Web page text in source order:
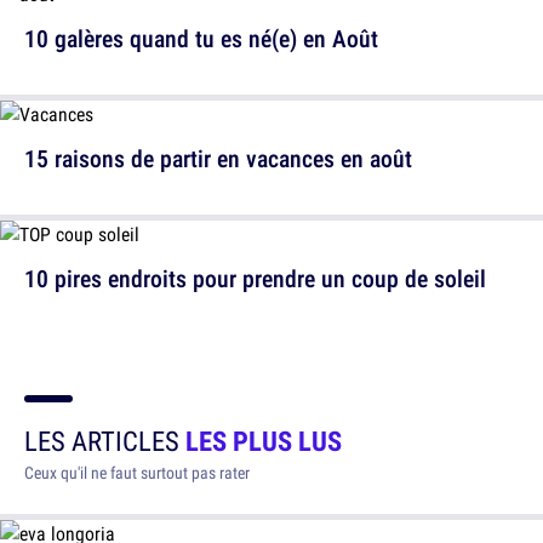
15 raisons de partir en vacances en août
10 galères quand tu es né(e) en Août
10 pires endroits pour prendre un coup de soleil
LES ARTICLES LES PLUS LUS
Ceux qu'il ne faut surtout pas rater